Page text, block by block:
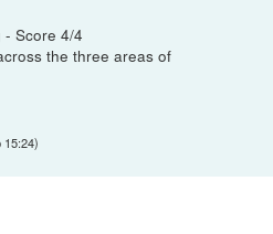
- Score 4/4
the three areas of
15:24)